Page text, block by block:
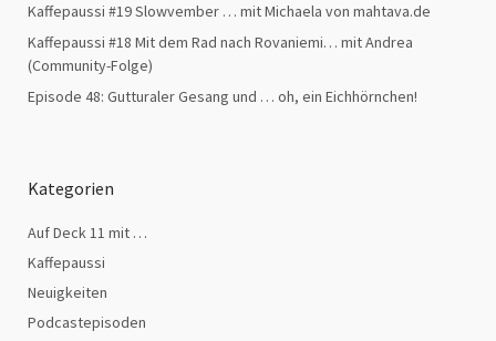
Kaffepaussi #19 Slowvember … mit Michaela von mahtava.de
Kaffepaussi #18 Mit dem Rad nach Rovaniemi… mit Andrea
(Community-Folge)
Episode 48: Gutturaler Gesang und … oh, ein Eichhörnchen!
Kategorien
Auf Deck 11 mit …
Kaffepaussi
Neuigkeiten
Podcastepisoden